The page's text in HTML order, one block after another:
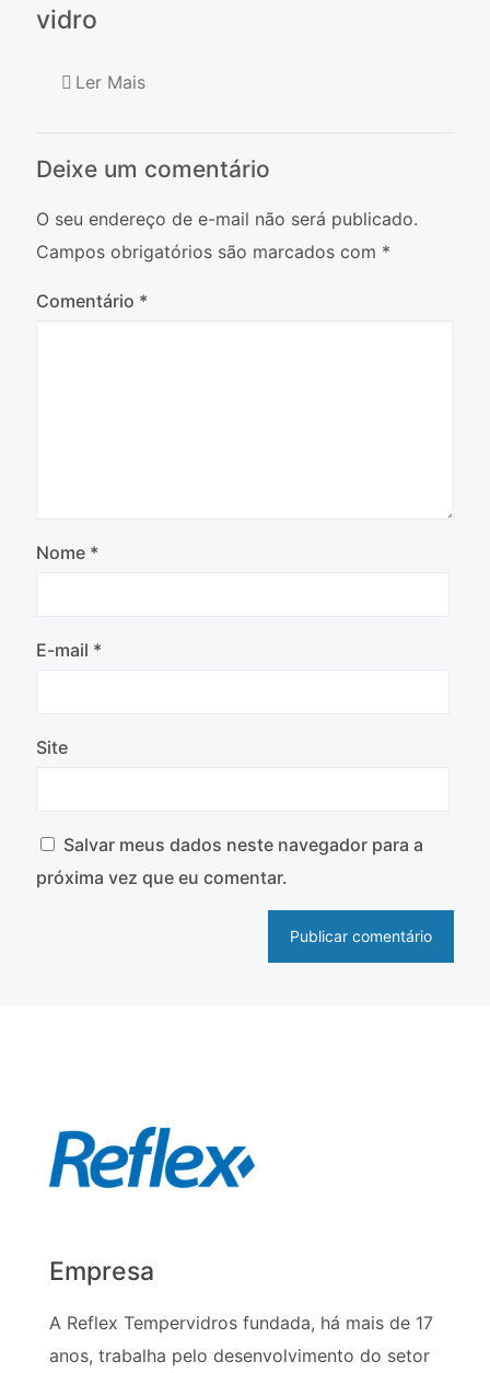
vidro
Ler Mais
Deixe um comentário
O seu endereço de e-mail não será publicado.
Campos obrigatórios são marcados com *
Comentário *
Nome *
E-mail *
Site
Salvar meus dados neste navegador para a
próxima vez que eu comentar.
Empresa
A Reflex Tempervidros fundada, há mais de 17
anos, trabalha pelo desenvolvimento do setor